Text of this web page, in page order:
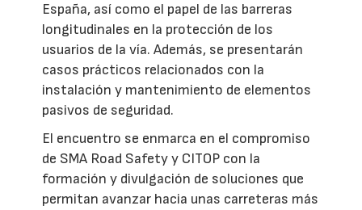
España, así como el papel de las barreras
longitudinales en la protección de los
usuarios de la vía. Además, se presentarán
casos prácticos relacionados con la
instalación y mantenimiento de elementos
pasivos de seguridad.
El encuentro se enmarca en el compromiso
de SMA Road Safety y CITOP con la
formación y divulgación de soluciones que
permitan avanzar hacia unas carreteras más